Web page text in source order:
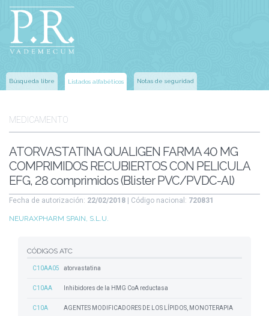
Búsqueda libre Listados alfabéticos Notas de seguridad
MEDICAMENTO
ATORVASTATINA QUALIGEN FARMA 40 MG
COMPRIMIDOS RECUBIERTOS CON PELICULA
EFG, 28 comprimidos (Blister PVC/PVDC-Al)
Fecha de autorización: 22/02/2018 | Código nacional: 720831
NEURAXPHARM SPAIN, S.L.U.
CÓDIGOS ATC
C10AA05 atorvastatina
C10AA Inhibidores de la HMG CoA reductasa
C10A AGENTES MODIFICADORES DE LOS LÍPIDOS, MONOTERAPIA